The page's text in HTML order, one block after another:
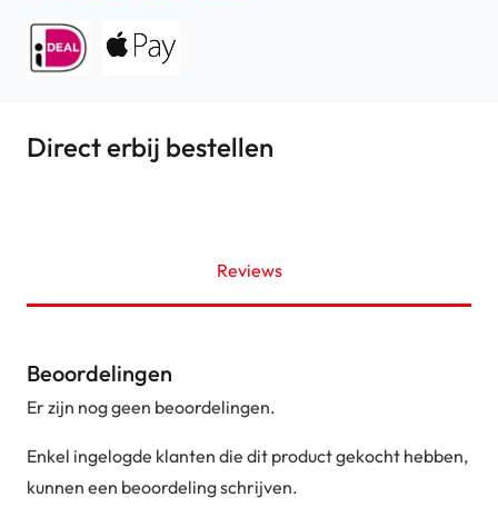
Direct erbij bestellen
Reviews
Beoordelingen
Er zijn nog geen beoordelingen.
Enkel ingelogde klanten die dit product gekocht hebben,
kunnen een beoordeling schrijven.